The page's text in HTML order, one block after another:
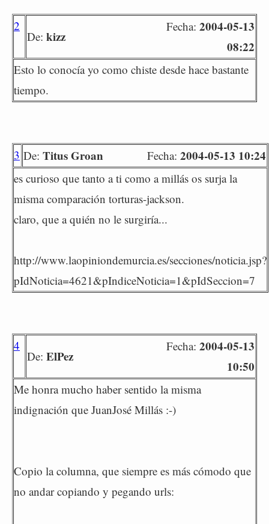
2
De: kizz
Fecha: 2004-05-13
08:22
Esto lo conocía yo como chiste desde hace bastante
tiempo.
3 De: Titus Groan Fecha: 2004-05-13 10:24
es curioso que tanto a ti como a millás os surja la
misma comparación torturas-jackson.
claro, que a quién no le surgiría...
http://www.laopiniondemurcia.es/secciones/noticia.jsp?
pIdNoticia=4621&pIndiceNoticia=1&pIdSeccion=7
4
De: ElPez
Fecha: 2004-05-13
10:50
Me honra mucho haber sentido la misma
indignación que JuanJosé Millás :-)
Copio la columna, que siempre es más cómodo que
no andar copiando y pegando urls: